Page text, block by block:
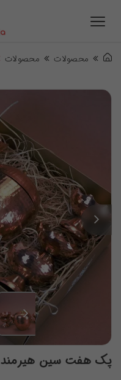
محصولات محصولات
پک هفت سین هیرمند